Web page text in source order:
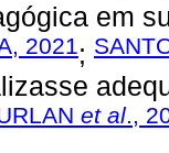
em
2021;
et al.,